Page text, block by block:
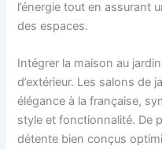
l’énergie tout en assurant
des espaces.
Intégrer la maison au
d’extérieur. Les salons de
élégance à la française,
style et fonctionnalité. De
détente bien conçus